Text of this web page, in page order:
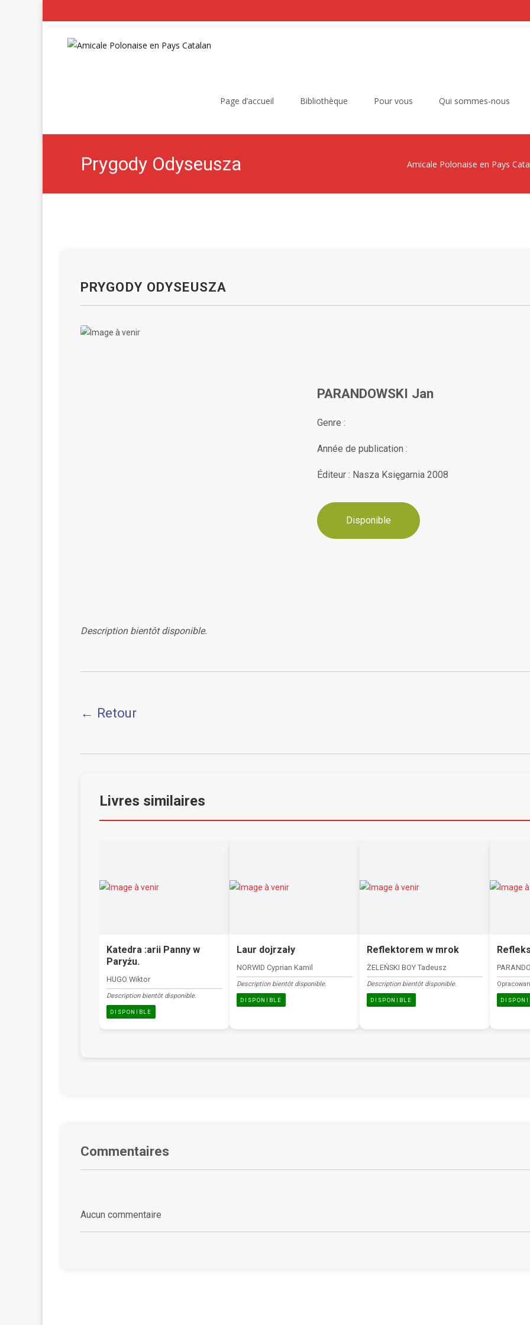
Page d’accueil Bibliothèque Pour vous Qui sommes-nous
Prygody Odyseusza Amicale Polonaise en Pays
PRYGODY ODYSEUSZA
PARANDOWSKI Jan
Genre :
Année de publication :
Éditeur : Nasza Księgarnia 2008
Disponible
Description bientôt disponible.
← Retour
Livres similaires
Katedra :arii Panny w
Paryżu.
HUGO Wiktor
Description bientôt disponible.
DISPONIBLE
Laur dojrzały
NORWID Cyprian Kamil
Description bientôt disponible.
DISPONIBLE
Reflektorem w mrok
ŻELEŃSKI BOY Tadeusz
Description bientôt disponible.
DISPONIBLE
Commentaires
Aucun commentaire